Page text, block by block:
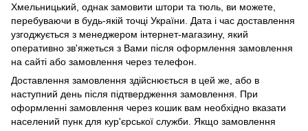
Хмельницький, однак замовити штори та тюль, ви можете,
перебуваючи в будь-якій точці України. Дата і час доставлення
узгоджується з менеджером інтернет-магазину, який
оперативно зв'яжеться з Вами після оформлення замовлення
на сайті або замовлення через телефон.
Доставлення замовлення здійснюється в цей же, або в
наступний день після підтвердження замовлення. При
оформленні замовлення через кошик вам необхідно вказати
населений пунк для кур'єрської служби. Якщо замовлення